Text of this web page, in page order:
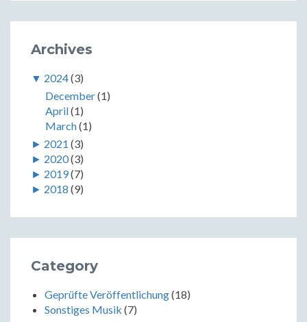
Archives
▼ 2024(3)
December(1)
April(1)
March(1)
► 2021 (3)
► 2020(3)
► 2019(7)
► 2018 (9)
Category
Geprüfte Veröffentlichung(18)
Sonstiges Musik (7)